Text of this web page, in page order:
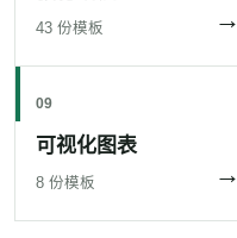
43 份模板 →
09
可视化图表
8 份模板 →